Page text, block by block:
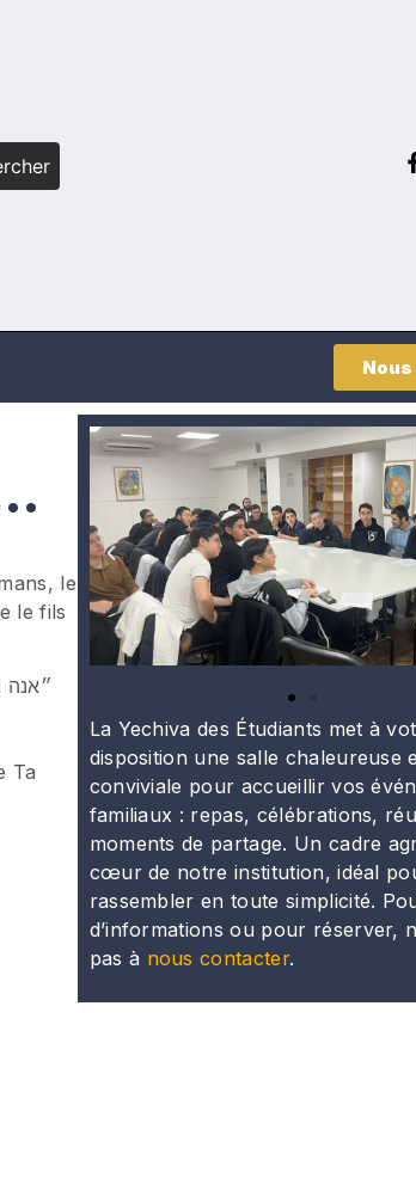
le
le fils
Ta
La Yechiva des Étudiants met à
disposition une salle chaleureuse
conviviale pour accueillir vos
familiaux : repas, célébrations,
moments de partage. Un cadre
cœur de notre institution, idéal
rassembler en toute simplicité.
d’informations ou pour réserver,
pas à nous contacter.